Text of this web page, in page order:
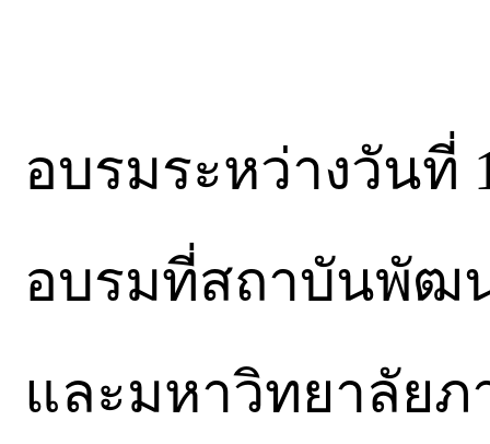
อบรมระหว่างวันที่
อบรมที่สถาบันพัฒ
และมหาวิทยาลัยภ